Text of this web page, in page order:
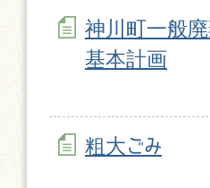
神川町一般
基本計画
粗大ごみ